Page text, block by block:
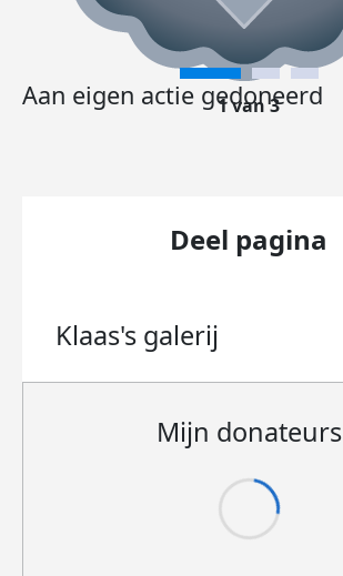
Aan eigen actie gedoneerd
1 van 3
Deel pagina
Klaas's galerij
Mijn donateurs